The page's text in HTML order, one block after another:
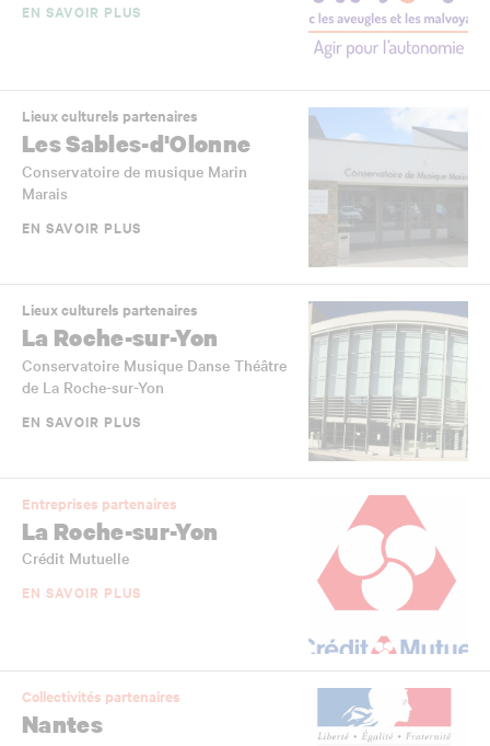
EN SAVOIR PLUS
Lieux culturels partenaires
Les Sables-d'Olonne
Conservatoire de musique Marin
Marais
EN SAVOIR PLUS
Lieux culturels partenaires
La Roche-sur-Yon
Conservatoire Musique Danse Théâtre
de La Roche-sur-Yon
EN SAVOIR PLUS
Entreprises partenaires
La Roche-sur-Yon
Crédit Mutuelle
EN SAVOIR PLUS
Collectivités partenaires
Nantes